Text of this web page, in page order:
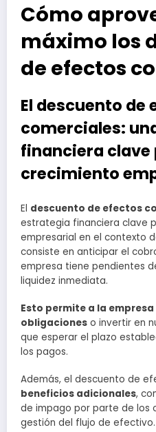
Cómo
máximo los
de efectos
El descuento de
comerciales:
financiera clave
crecimiento
El descuento de efectos
estrategia financiera clave
empresarial en el contexto
consiste en anticipar el
empresa tiene pendientes
liquidez inmediata.
Esto permite a la
obligaciones o invertir en
que esperar el plazo
los pagos.
Además, el descuento de
beneficios adicionales,
de impago por parte de los
gestión del flujo de efectivo.